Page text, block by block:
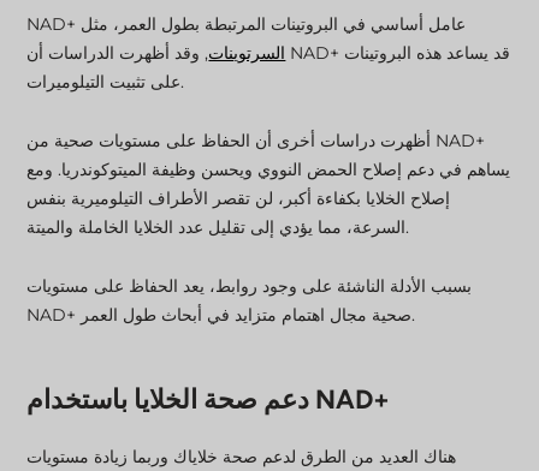
NAD+ عامل أساسي في البروتينات المرتبطة بطول العمر، مثل
السرتوينات, وقد أظهرت الدراسات أن NAD+ قد يساعد هذه البروتينات
على تثبيت التيلوميرات.
أظهرت دراسات أخرى أن الحفاظ على مستويات صحية من NAD+
يساهم في دعم إصلاح الحمض النووي ويحسن وظيفة الميتوكوندريا. ومع
إصلاح الخلايا بكفاءة أكبر، لن تقصر الأطراف التيلوميرية بنفس
السرعة، مما يؤدي إلى تقليل عدد الخلايا الخاملة والميتة.
بسبب الأدلة الناشئة على وجود روابط، يعد الحفاظ على مستويات
NAD+ صحية مجال اهتمام متزايد في أبحاث طول العمر.
دعم صحة الخلايا باستخدام NAD+
هناك العديد من الطرق لدعم صحة خلاياك وربما زيادة مستويات